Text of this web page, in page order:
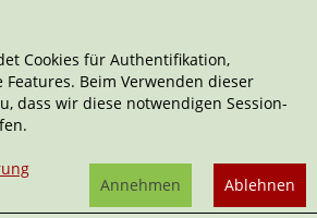
Horror & Mystery
Malstrom
Malstrom
Cookies für Authentifikation,
Beim Verwenden dieser
dass wir diese notwendigen Session-
Ablehnen
Annehmen